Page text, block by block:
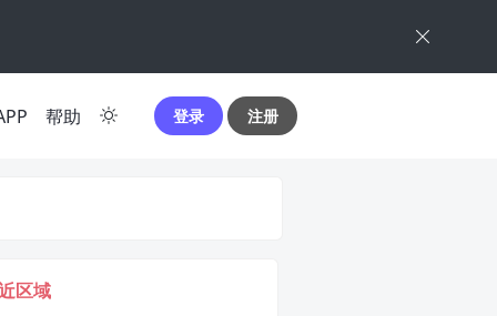
帮助 登录 注册
区域